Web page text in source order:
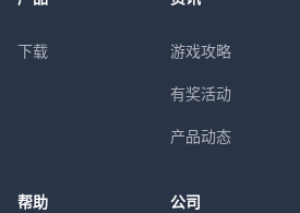
下载 游戏攻略
有奖活动
产品动态
帮助 公司